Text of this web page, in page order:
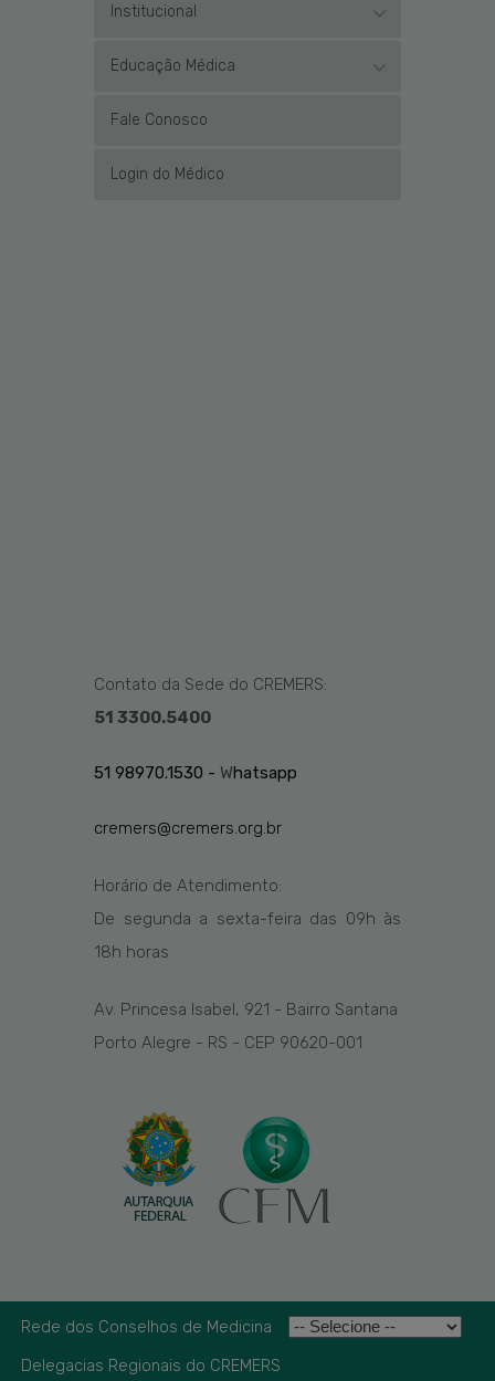
Institucional
Educação Médica
Fale Conosco
Login do Médico
Contato da Sede do CREMERS:
51 3300.5400
51 98970.1530 - Whatsapp
cremers@cremers.org.br
Horário de Atendimento:
De segunda a sexta-feira das 09h às
18h horas
Av. Princesa Isabel, 921 - Bairro Santana
Porto Alegre - RS - CEP 90620-001
Rede dos Conselhos de Medicina
Delegacias Regionais do CREMERS